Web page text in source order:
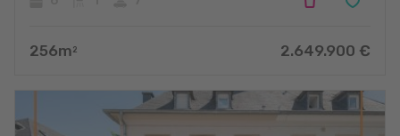
256m 2 2.649.900 €